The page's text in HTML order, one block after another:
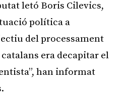
letó Boris Cilevics,
política a
del processament
era decapitar el
han informat